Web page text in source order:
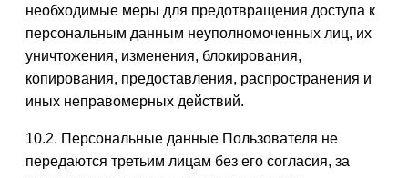
необходимые меры для предотвращения доступа к
персональным данным неуполномоченных лиц, их
уничтожения, изменения, блокирования,
копирования, предоставления, распространения и
иных неправомерных действий.
10.2. Персональные данные Пользователя не
передаются третьим лицам без его согласия, за